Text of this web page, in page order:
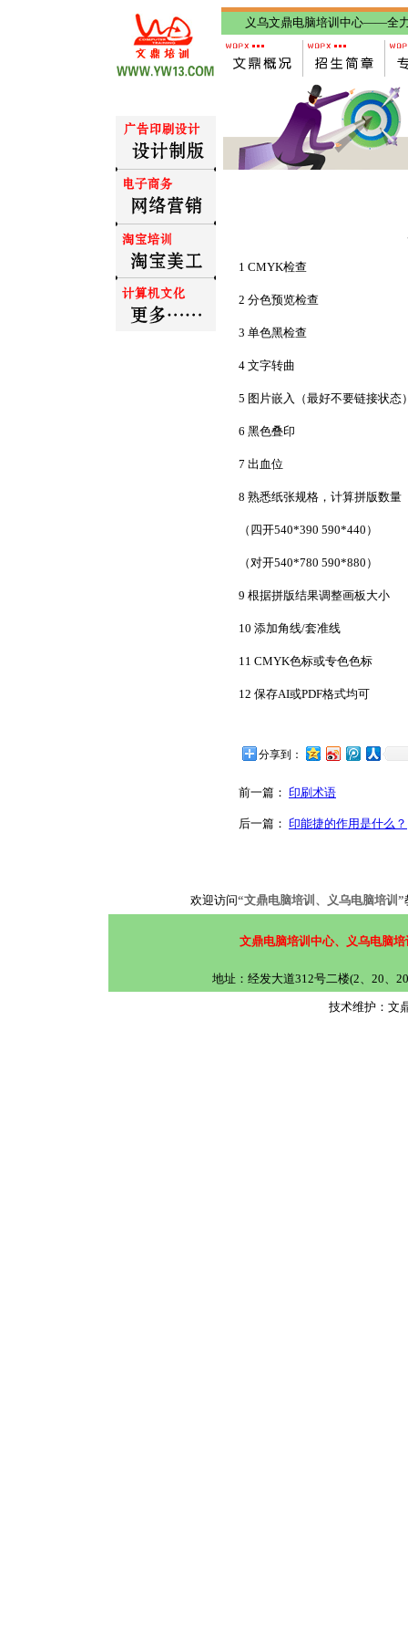
义乌文鼎电脑培训中心——全力
1 CMYK检查
2 分色预览检查
3 单色黑检查
4 文字转曲
5 图片嵌入（最好不要链接状态
6 黑色叠印
7 出血位
8 熟悉纸张规格，计算拼版数量
（四开540*390 590*440）
（对开540*780 590*880）
9 根据拼版结果调整画板大小
10 添加角线/套准线
11 CMYK色标或专色色标
12 保存AI或PDF格式均可
分享到：
前一篇： 印刷术语
后一篇： 印能捷的作用是什么？
欢迎访问“文鼎电脑培训、义乌电脑培训”
文鼎电脑培训中心、义乌电脑培
地址：经发大道312号二楼(2、20、
技术维护：文